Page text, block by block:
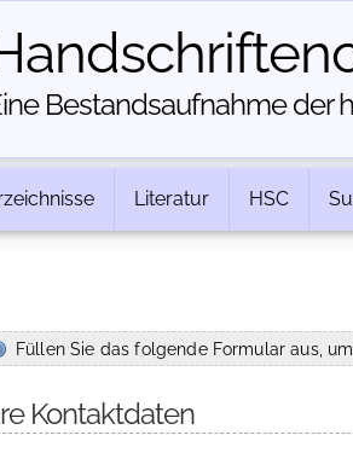
Bestandsaufnahme der
Literatur HSC
Füllen Sie das folgende Formular aus,
Kontaktdaten